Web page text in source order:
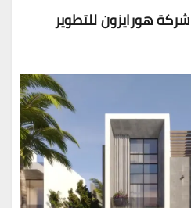
هورايزون للتطوير